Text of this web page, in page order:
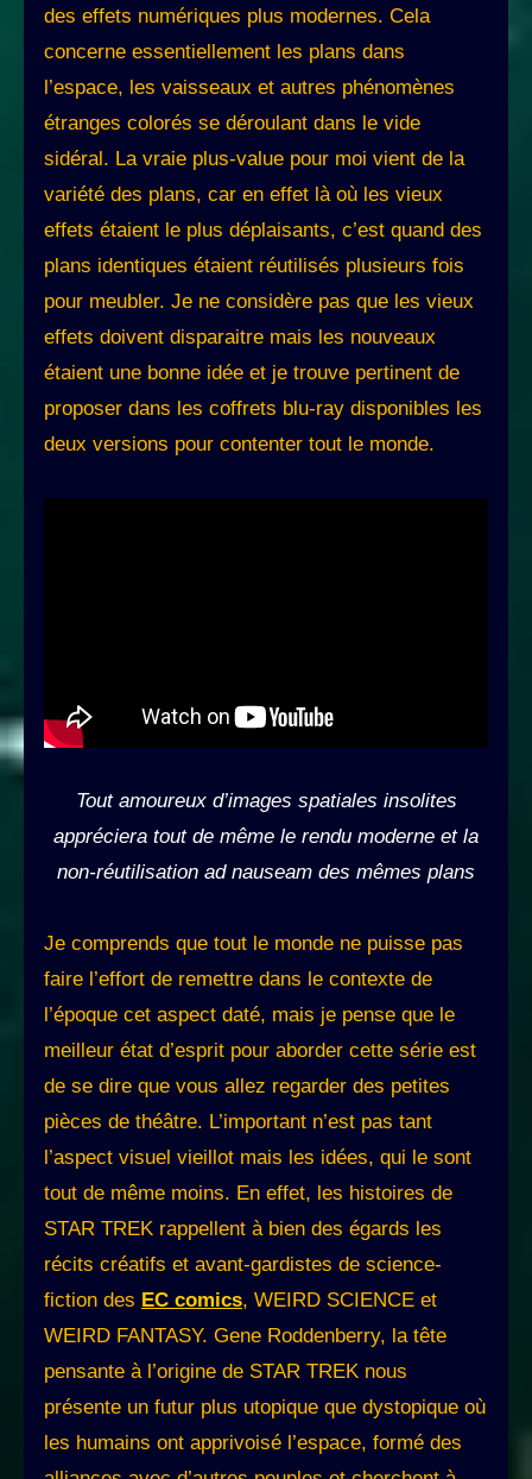
des effets numériques plus modernes. Cela
concerne essentiellement les plans dans
l’espace, les vaisseaux et autres phénomènes
étranges colorés se déroulant dans le vide
sidéral. La vraie plus-value pour moi vient de la
variété des plans, car en effet là où les vieux
effets étaient le plus déplaisants, c’est quand des
plans identiques étaient réutilisés plusieurs fois
pour meubler. Je ne considère pas que les vieux
effets doivent disparaitre mais les nouveaux
étaient une bonne idée et je trouve pertinent de
proposer dans les coffrets blu-ray disponibles les
deux versions pour contenter tout le monde.
Tout amoureux d’images spatiales insolites
appréciera tout de même le rendu moderne et la
non-réutilisation ad nauseam des mêmes plans
Je comprends que tout le monde ne puisse pas
faire l’effort de remettre dans le contexte de
l’époque cet aspect daté, mais je pense que le
meilleur état d’esprit pour aborder cette série est
de se dire que vous allez regarder des petites
pièces de théâtre. L’important n’est pas tant
l’aspect visuel vieillot mais les idées, qui le sont
tout de même moins. En effet, les histoires de
STAR TREK rappellent à bien des égards les
récits créatifs et avant-gardistes de science-
fiction des EC comics, WEIRD SCIENCE et
WEIRD FANTASY. Gene Roddenberry, la tête
pensante à l’origine de STAR TREK nous
présente un futur plus utopique que dystopique où
les humains ont apprivoisé l’espace, formé des